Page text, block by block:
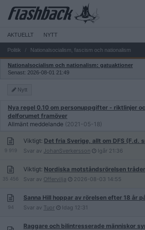
AKTUELLT NYTT
Politik Nationalsocialism, fascism och nationalism
Nationalsocialism och nationalism: gatuaktioner
Senast: 2026-08-01 21:49
Nytt
Nya regel 0.10 om personuppgifter - riktlinjer
delforumet framöver
Allmänt meddelande (2021-05-18)
9 919
Viktigt: Det fria Sverige, allt om DFS (F.d.
Svar av JohanSverkersson Igår 21:36
35 456
Viktigt: Nordiska motståndsrörelsen
Svar av Offervilja 2026-08-03 14:55
94
Sanna Hill hoppar av rörelsen efter 18 år
Svar av Tuor Idag 12:31
Raggare och bilintresserade människor